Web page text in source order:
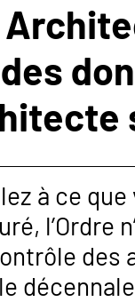
à ce
l’Ordre
des